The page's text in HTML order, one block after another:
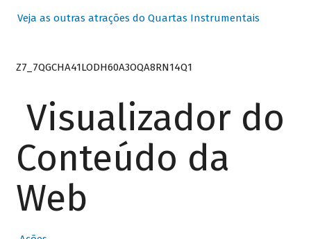
Veja as outras atrações do Quartas Instrumentais
Z7_7QGCHA41LODH60A3OQA8RN14Q1
Visualizador do
Conteúdo da
Web